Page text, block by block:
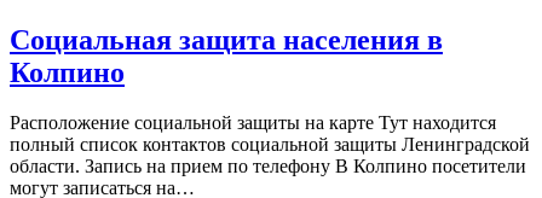
Социальная защита населения в
Колпино
Расположение социальной защиты на карте Тут находится
полный список контактов социальной защиты Ленинградской
области. Запись на прием по телефону В Колпино посетители
могут записаться на…